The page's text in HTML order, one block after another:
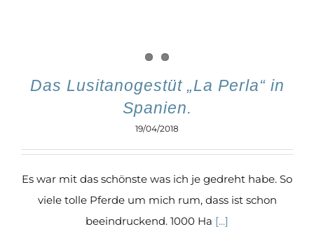
Das Lusitanogestüt „La Perla“ in
Spanien.
19/04/2018
Es war mit das schönste was ich je gedreht habe. So
viele tolle Pferde um mich rum, dass ist schon
beeindruckend. 1000 Ha [...]